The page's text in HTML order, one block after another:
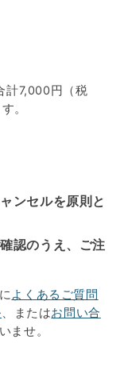
計7,000円（税
。
ンセルを原則と
認のうえ、ご注
よくあるご質問
、またはお問い合
ませ。